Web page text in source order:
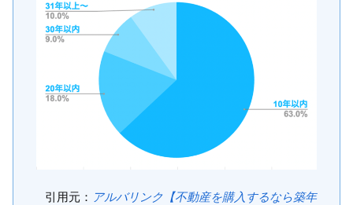
引用元： アルバリンク【不動産を購入するなら築年